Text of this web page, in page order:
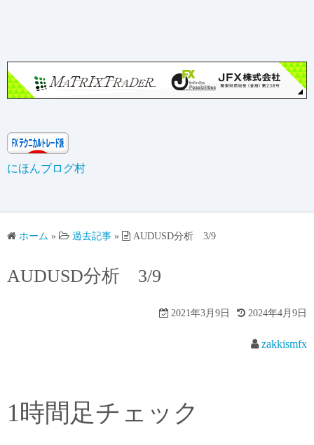
にほんブログ村
ホーム » 過去記事 » AUDUSD分析 3/9
AUDUSD分析 3/9
2021年3月9日 2024年4月9日
zakkismfx
1時間足チェック